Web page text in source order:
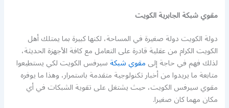
مقوي شبكة الجابرية الكويت
دولة الكويت دولة صغيرة في المساحة، لكنها كبيرة بما يمتلك أهل
الكويت الكرام من عقلية قادرة على التعامل مع كافة الأجهزة الحديثة،
لذلك فهم في حاجة إلىمقوي شبكةسيرفس الكويت لكي يستطيعوا
متابعة ما يريدوا من أخبار تكنولوجية متقدمة باستمرار، وهذا ما يوفره
مقوي سيرفس الكويت، حيث يشتغل على تقوية الشبكات في أي
مكان مهما كان صغيرا.